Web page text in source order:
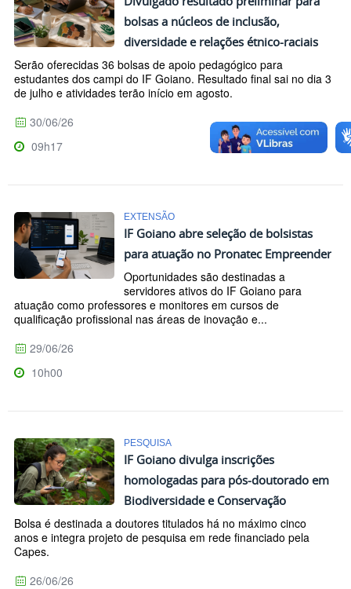
bolsas a núcleos de inclusão,
diversidade e relações étnico-raciais
Serão oferecidas 36 bolsas de apoio pedagógico para
estudantes dos campi do IF Goiano. Resultado final sai no dia 3
de julho e atividades terão início em agosto.
30/06/26
09h17
EXTENSÃO
IF Goiano abre seleção de bolsistas
para atuação no Pronatec Empreender
Oportunidades são destinadas a
servidores ativos do IF Goiano para
atuação como professores e monitores em cursos de
qualificação profissional nas áreas de inovação e...
29/06/26
10h00
PESQUISA
IF Goiano divulga inscrições
homologadas para pós-doutorado em
Biodiversidade e Conservação
Bolsa é destinada a doutores titulados há no máximo cinco
anos e integra projeto de pesquisa em rede financiado pela
Capes.
26/06/26